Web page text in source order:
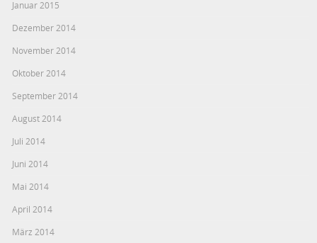
Januar 2015
Dezember 2014
November 2014
Oktober 2014
September 2014
August 2014
Juli 2014
Juni 2014
Mai 2014
April 2014
März 2014